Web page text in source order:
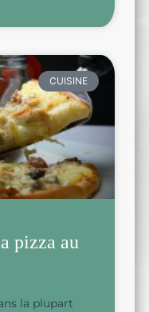
CUISINE
pizza au
la plupart